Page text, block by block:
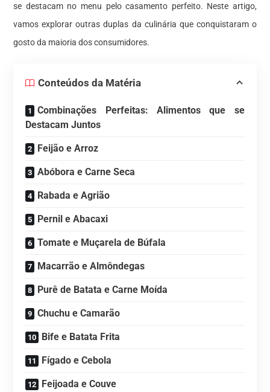
se destacam no menu pelo casamento perfeito. Neste artigo,
vamos explorar outras duplas da culinária que conquistaram o
gosto da maioria dos consumidores.
Conteúdos da Matéria
Combinações Perfeitas: Alimentos que se
Destacam Juntos
Feijão e Arroz
Abóbora e Carne Seca
Rabada e Agrião
Pernil e Abacaxi
Tomate e Muçarela de Búfala
Macarrão e Almôndegas
Purê de Batata e Carne Moída
Chuchu e Camarão
Bife e Batata Frita
Fígado e Cebola
Feijoada e Couve